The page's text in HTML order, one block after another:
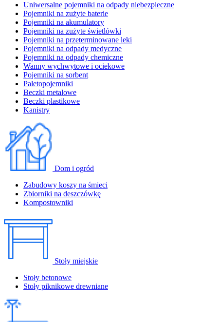
Uniwersalne pojemniki na odpady niebezpieczne
Pojemniki na zużyte baterie
Pojemniki na akumulatory
Pojemniki na zużyte świetlówki
Pojemniki na przeterminowane leki
Pojemniki na odpady medyczne
Pojemniki na odpady chemiczne
Wanny wychwytowe i ociekowe
Pojemniki na sorbent
Paletopojemniki
Beczki metalowe
Beczki plastikowe
Kanistry
Dom i ogród
Zabudowy koszy na śmieci
Zbiorniki na deszczówkę
Kompostowniki
Stoły miejskie
Stoły betonowe
Stoły piknikowe drewniane